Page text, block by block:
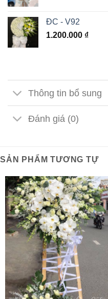
ĐC - V92
1.200.000 ₫
Thông tin bổ sung
Đánh giá (0)
SẢN PHẨM TƯƠNG TỰ